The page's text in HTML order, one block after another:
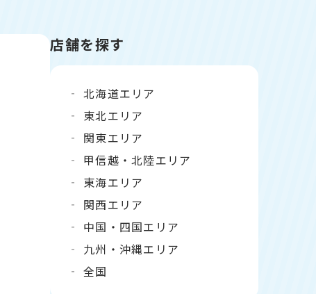
店舗を探す
北海道エリア
東北エリア
関東エリア
甲信越・北陸エリア
東海エリア
関西エリア
中国・四国エリア
九州・沖縄エリア
全国